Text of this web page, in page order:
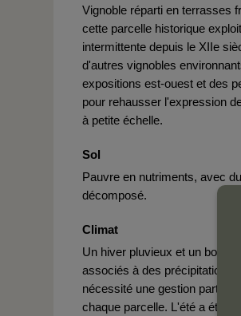
Vignoble réparti en terrasses
cette parcelle historique
intermittente depuis le XIIe
d'autres vignobles
expositions est-ouest et des
pour rehausser l'expression
à petite échelle.
Sol
Pauvre en nutriments, avec
décomposé.
Climat
Un hiver pluvieux et un
associés à des précipitations
nécessité une gestion
chaque parcelle. L'été a été